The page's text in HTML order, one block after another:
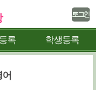
록 학생등록